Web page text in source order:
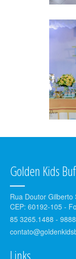
Golden Kids
Rua Doutor
CEP: 60192-105 -
85 3265.1488 -